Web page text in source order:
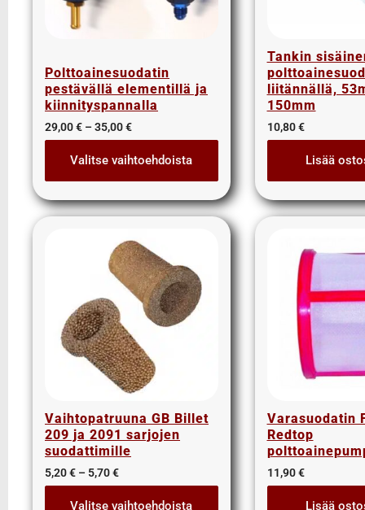
Vaimentimet RST 3"
Vaimentimet RST 4"
Vaimentimet RST 5"
(Toimitusmyynti)
Pakosarjan Laipat
Pakosarjan putket ja kollektorit
Pakosarjan tiivisteet
Pientarvikelajitelmat
Amerikkalaiset
Audi – VW – Seat – Skoda
BMW
Fiat
Ford
Lada
Mazda
Mercedes
Polttoainesuodatin
pestävällä elementillä ja
kiinnityspannalla
29,00€ – 35,00€
Valitse vaihtoehdoista
Tankin
liitännällä,
150mm
10,80€
Lisää
Vaihtopatruuna GB Billet
209 ja 2091 sarjojen
suodattimille
5,20€ – 5,70€
Valitse vaihtoehdoista
Varasuodatin
Redtop
11,90€
Lisää